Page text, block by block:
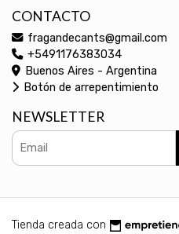
CONTACTO
fragandecants@gmail.com
+5491176383034
Buenos Aires - Argentina
Botón de arrepentimiento
NEWSLETTER
Tienda creada con